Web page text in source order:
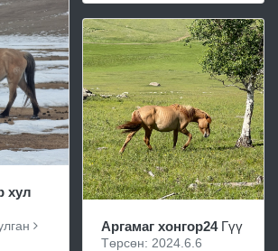
хул
Аргамаг хонгор24 Гүү
Төрсөн: 2024.6.6